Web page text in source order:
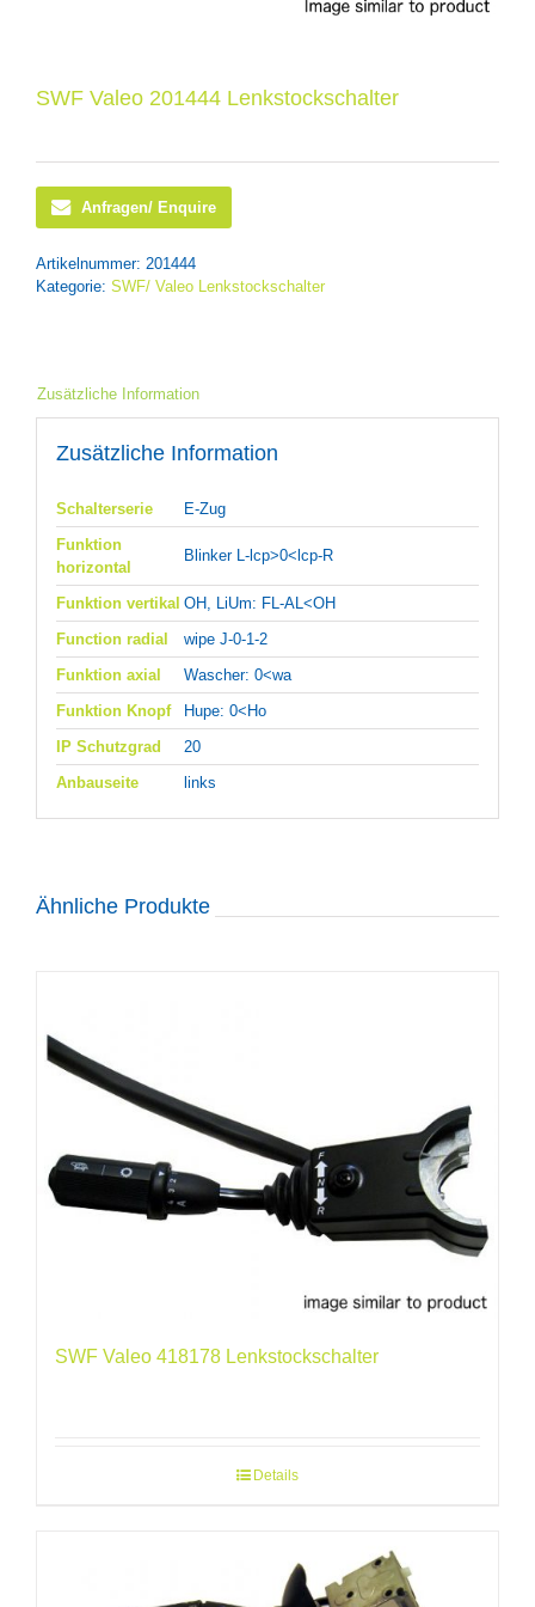
SWF Valeo 201444 Lenkstockschalter
Anfragen/ Enquire
Artikelnummer: 201444
Kategorie: SWF/ Valeo Lenkstockschalter
Zusätzliche Information
Zusätzliche Information
Schalterserie
E-Zug
Funktion
horizontal
Blinker L-lcp>0<lcp-R
Funktion vertikal OH, LiUm: FL-AL<OH
Function radial
wipe J-0-1-2
Funktion axial
Wascher: 0<wa
Funktion Knopf
Hupe: 0<Ho
IP Schutzgrad
20
Anbauseite
links
Ähnliche Produkte
SWF Valeo 418178 Lenkstockschalter
Details